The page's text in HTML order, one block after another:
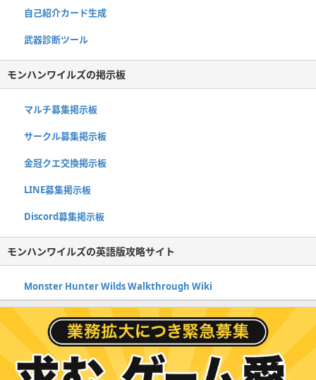
自己紹介カード生成
武器診断ツール
モンハンワイルズの掲示板
マルチ募集掲示板
サークル募集掲示板
金冠クエ交換掲示板
LINE募集掲示板
Discord募集掲示板
モンハンワイルズの英語版攻略サイト
Monster Hunter Wilds Walkthrough Wiki